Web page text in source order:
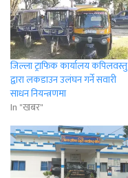
जिल्ला ट्राफिक कार्यालय कपिलवस्तु
द्वारा लकडाउन उलंघन गर्ने सवारी
साधन नियन्त्रणमा
In "खबर"